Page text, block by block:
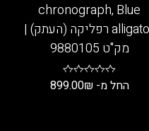
chronograph, Blue
alligator רפליקה (העתק) |
מק"ט 9880105
החל מ- 899.00₪